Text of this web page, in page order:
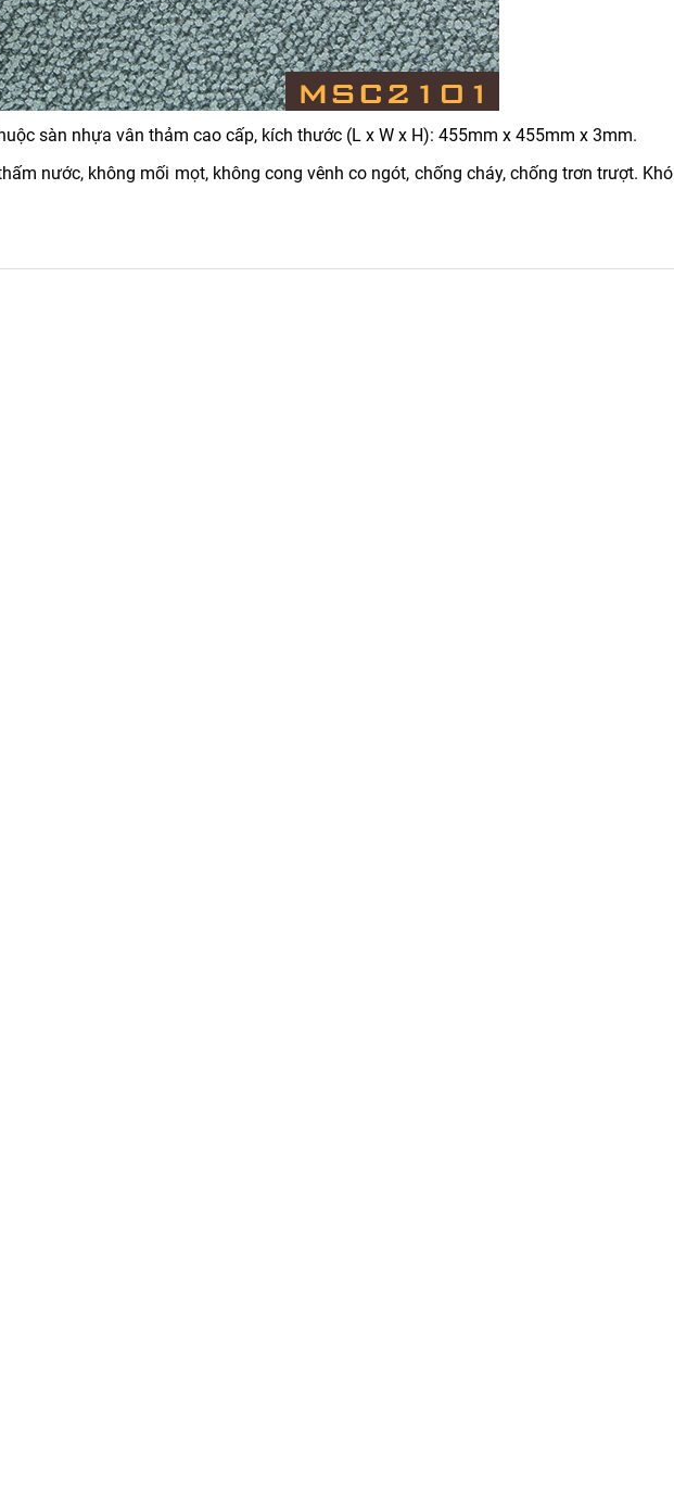
sàn nhựa vân thảm cao cấp, kích thước (L x W x H): 455mm x 455mm x 3mm.
nước, không mối mọt, không cong vênh co ngót, chống cháy, chống trơn trượt. Khó